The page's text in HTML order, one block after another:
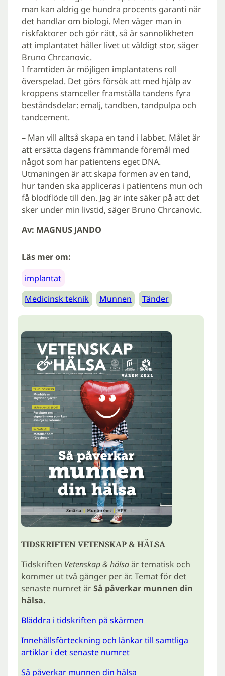
man kan aldrig ge hundra procents garanti när
det handlar om biologi. Men väger man in
riskfaktorer och gör rätt, så är sannolikheten
att implantatet håller livet ut väldigt stor, säger
Bruno Chrcanovic.
I framtiden är möjligen implantatens roll
överspelad. Det görs försök att med hjälp av
kroppens stamceller framställa tandens fyra
beståndsdelar: emalj, tandben, tandpulpa och
tandcement.
– Man vill alltså skapa en tand i labbet. Målet är
att ersätta dagens främmande föremål med
något som har patientens eget DNA.
Utmaningen är att skapa formen av en tand,
hur tanden ska appliceras i patientens mun och
få blodflöde till den. Jag är inte säker på att det
sker under min livstid, säger Bruno Chrcanovic.
Av: MAGNUS JANDO
Läs mer om:
implantat
Medicinsk teknik
Munnen Tänder
TIDSKRIFTEN VETENSKAP & HÄLSA
Tidskriften Vetenskap & hälsaär tematisk och
kommer ut två gånger per år. Temat för det
senaste numret ärSå påverkar munnen din
hälsa.
Bläddra i tidskriften på skärmen
Innehållsförteckning och länkar till samtliga
artiklar i det senaste numret
Så påverkar munnen din hälsa